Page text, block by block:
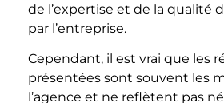
de l’expertise et de la qualité
par l’entreprise.
Cependant, il est vrai que les
présentées sont souvent les
l’agence et ne reflètent pas